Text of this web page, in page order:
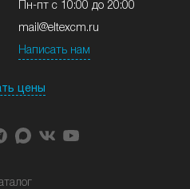
Пн-пт с 10:00 до 20:00
mail@eltexcm.ru
Написать нам
цены